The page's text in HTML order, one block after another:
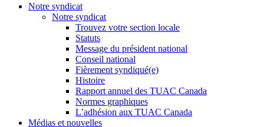
Notre syndicat
Notre syndicat
Trouvez votre section locale
Statuts
Message du président national
Conseil national
Fièrement syndiqué(e)
Histoire
Rapport annuel des TUAC Canada
Normes graphiques
L’adhésion aux TUAC Canada
Médias et nouvelles